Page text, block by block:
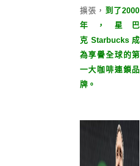
擴張， 到了2000
年， 星巴
克 Starbucks 成
為享譽全球的第
一大咖啡連鎖品
牌。